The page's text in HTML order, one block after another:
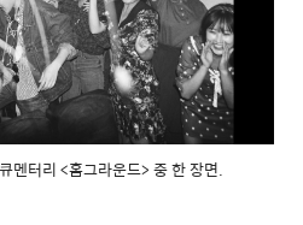
멘터리 <홈그라운드> 중 한 장면.